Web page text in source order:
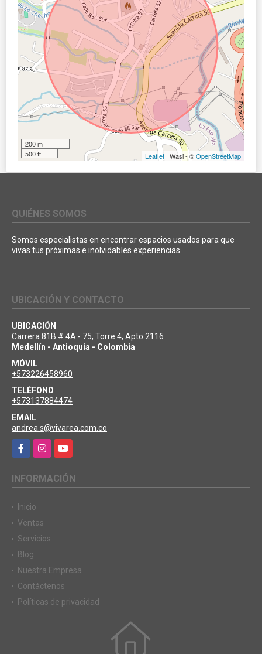
200 m
500 ft
Leaflet | Wasi - ©OpenStreetMap
QUIÉNES SOMOS
Somos especialistas en encontrar espacios usados para que
vivas tus próximas e inolvidables experiencias.
UBICACIÓN Y CONTACTO
UBICACIÓN
Carrera 81B # 4A - 75, Torre 4, Apto 2116
Medellín - Antioquia - Colombia
MÓVIL
+573226458960
TELÉFONO
+573137884474
EMAIL
andrea.s@vivarea.com.co
FacebookInstagramYouTube
INFORMACIÓN
Inicio
Ventas
Servicios
Blog
Nuestra Empresa
Contáctenos
Políticas de privacidad